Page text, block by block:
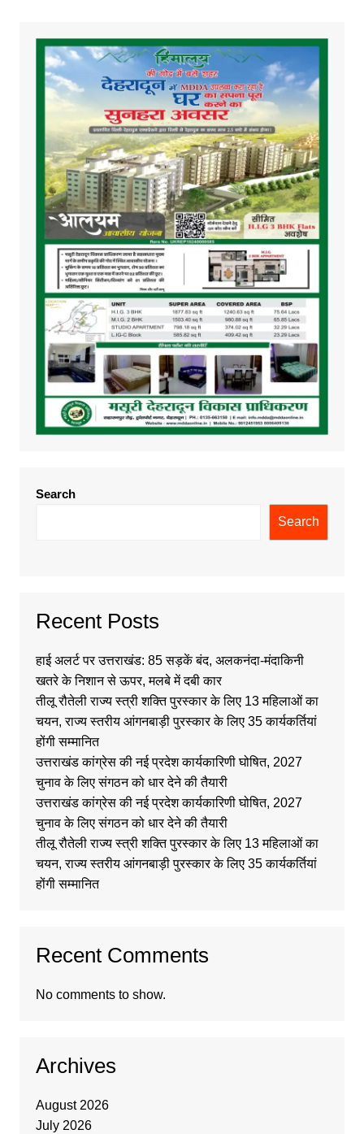
Search
Search
Recent Posts
हाई अलर्ट पर उत्तराखंड: 85 सड़कें बंद, अलकनंदा-मंदाकिनी
खतरे के निशान से ऊपर, मलबे में दबी कार
तीलू रौतेली राज्य स्त्री शक्ति पुरस्कार के लिए 13 महिलाओं का
चयन, राज्य स्तरीय आंगनबाड़ी पुरस्कार के लिए 35 कार्यकर्तियां
होंगी सम्मानित
उत्तराखंड कांग्रेस की नई प्रदेश कार्यकारिणी घोषित, 2027
चुनाव के लिए संगठन को धार देने की तैयारी
उत्तराखंड कांग्रेस की नई प्रदेश कार्यकारिणी घोषित, 2027
चुनाव के लिए संगठन को धार देने की तैयारी
तीलू रौतेली राज्य स्त्री शक्ति पुरस्कार के लिए 13 महिलाओं का
चयन, राज्य स्तरीय आंगनबाड़ी पुरस्कार के लिए 35 कार्यकर्तियां
होंगी सम्मानित
Recent Comments
No comments to show.
Archives
August 2026
July 2026